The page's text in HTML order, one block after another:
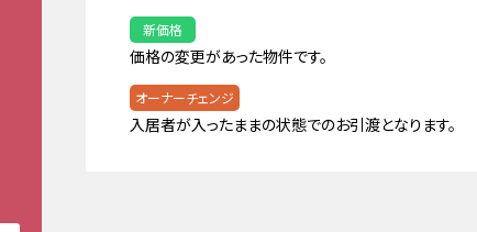
新価格
価格の変更があった物件です。
オーナーチェンジ
入居者が入ったままの状態でのお引渡となります。